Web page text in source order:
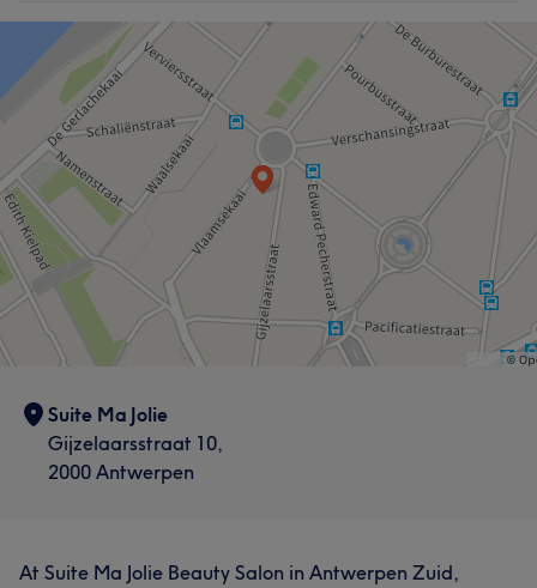
Suite Ma Jolie
Gijzelaarsstraat 10,
2000 Antwerpen
At Suite Ma Jolie Beauty Salon in Antwerpen Zuid,